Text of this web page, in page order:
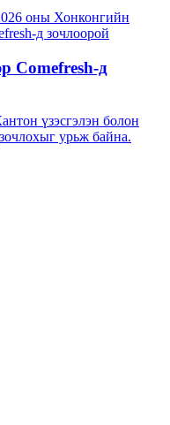
Comefresh-д
үзэсгэлэн болон
урьж байна.